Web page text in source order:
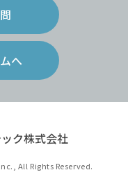
へ
ク株式会社
All Rights Reserved.